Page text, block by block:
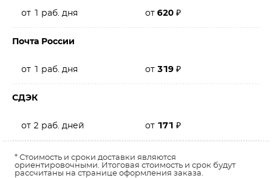
от 1 раб. дня от 620 ₽
Почта России
от 1 раб. дня от 319 ₽
СДЭК
от 2 раб. дней от 171 ₽
* Стоимость и сроки доставки являются
ориентировочными. Итоговая стоимость и срок будут
рассчитаны на странице оформления заказа.